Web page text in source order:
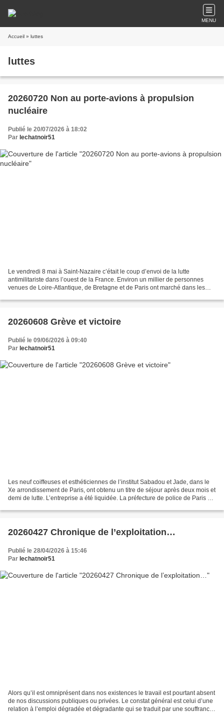
MENU
Accueil » luttes
luttes
20260720 Non au porte-avions à propulsion
nucléaire
Publié le 20/07/2026 à 18:02
Par lechatnoir51
Le vendredi 8 mai à Saint-Nazaire c’était le coup d’envoi de la lutte
antimilitariste dans l’ouest de la France. Environ un millier de personnes
venues de Loire-Atlantique, de Bretagne et de Paris ont marché dans les
20260608 Grève et victoire
Publié le 09/06/2026 à 09:40
Par lechatnoir51
Les neuf coiffeuses et esthéticiennes de l’institut Sabadou et Jade, dans le
Xe arrondissement de Paris, ont obtenu un titre de séjour après deux mois et
demi de lutte. L’entreprise a été liquidée. La préfecture de police de Paris a
20260427 Chronique de l’exploitation…
Publié le 28/04/2026 à 15:46
Par lechatnoir51
Alors qu’il est omniprésent dans nos existences le travail est pourtant absent
de nos discussions publiques ou privées. Le constat général est celui d’une
relation à l’emploi dégradée et dégradante qui se traduit par une souffrance